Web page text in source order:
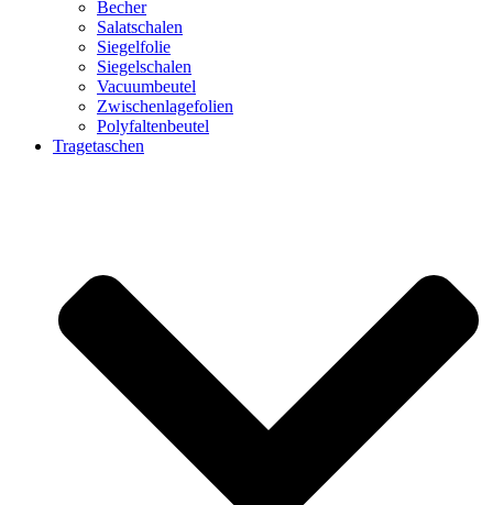
Becher
Salatschalen
Siegelfolie
Siegelschalen
Vacuumbeutel
Zwischenlagefolien
Polyfaltenbeutel
Tragetaschen